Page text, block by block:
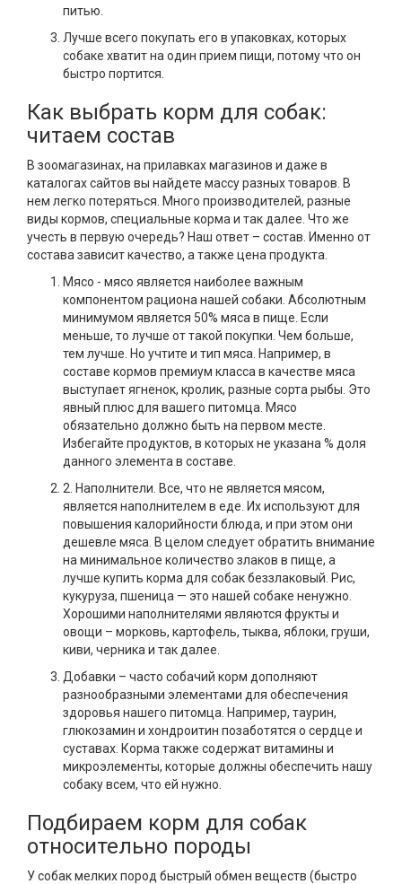
питью.
Лучше всего покупать его в упаковках, которых
собаке хватит на один прием пищи, потому что он
быстро портится.
Как выбрать корм для собак:
читаем состав
В зоомагазинах, на прилавках магазинов и даже в
каталогах сайтов вы найдете массу разных товаров. В
нем легко потеряться. Много производителей, разные
виды кормов, специальные корма и так далее. Что же
учесть в первую очередь? Наш ответ – состав. Именно от
состава зависит качество, а также цена продукта.
Мясо - мясо является наиболее важным
компонентом рациона нашей собаки. Абсолютным
минимумом является 50% мяса в пище. Если
меньше, то лучше от такой покупки. Чем больше,
тем лучше. Но учтите и тип мяса. Например, в
составе кормов премиум класса в качестве мяса
выступает ягненок, кролик, разные сорта рыбы. Это
явный плюс для вашего питомца. Мясо
обязательно должно быть на первом месте.
Избегайте продуктов, в которых не указана % доля
данного элемента в составе.
2. Наполнители. Все, что не является мясом,
является наполнителем в еде. Их используют для
повышения калорийности блюда, и при этом они
дешевле мяса. В целом следует обратить внимание
на минимальное количество злаков в пище, а
лучше купить корма для собак беззлаковый. Рис,
кукуруза, пшеница — это нашей собаке ненужно.
Хорошими наполнителями являются фрукты и
овощи – морковь, картофель, тыква, яблоки, груши,
киви, черника и так далее.
Добавки – часто собачий корм дополняют
разнообразными элементами для обеспечения
здоровья нашего питомца. Например, таурин,
глюкозамин и хондроитин позаботятся о сердце и
суставах. Корма также содержат витамины и
микроэлементы, которые должны обеспечить нашу
собаку всем, что ей нужно.
Подбираем корм для собак
относительно породы
У собак мелких пород быстрый обмен веществ (быстро